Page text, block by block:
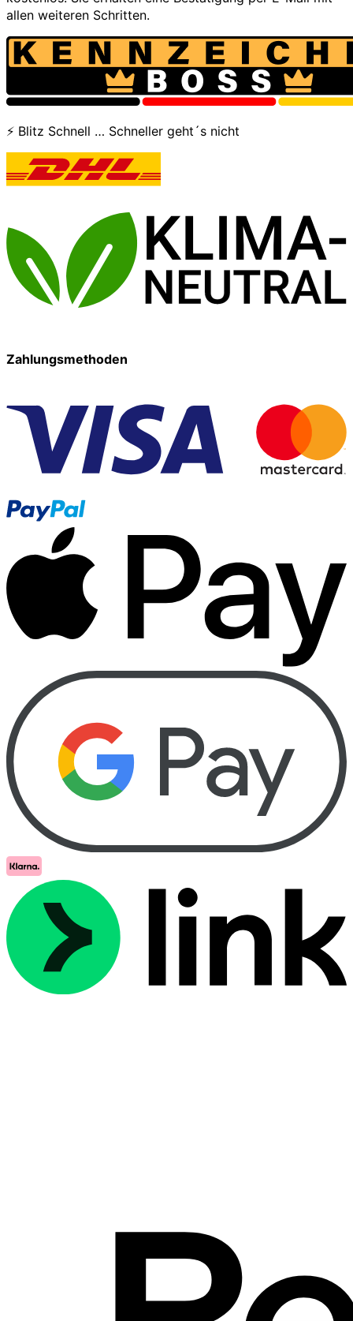
allen weiteren Schritten.
⚡ Blitz Schnell … Schneller geht´s nicht
Zahlungsmethoden